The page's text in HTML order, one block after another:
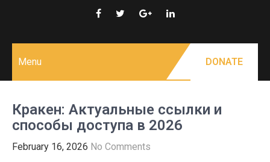
Menu DONATE
Кракен: Актуальные ссылки и
способы доступа в 2026
February 16, 2026 No Comments